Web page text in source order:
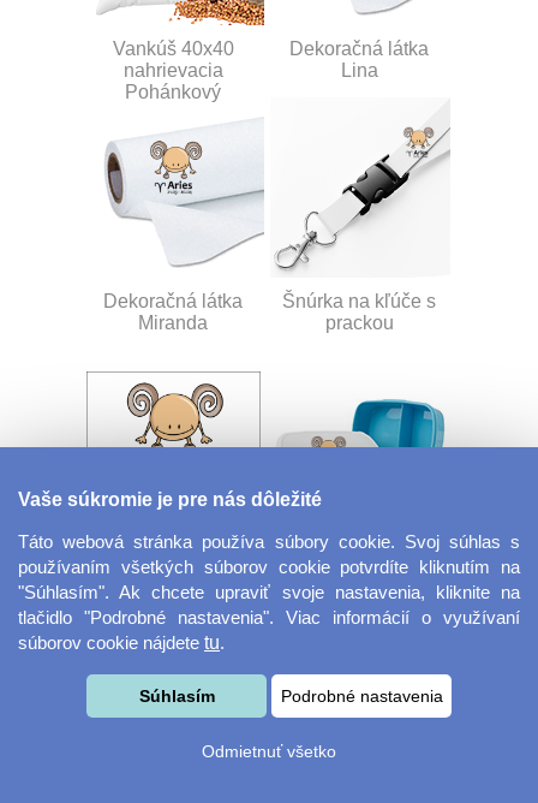
Vankúš 40x40
nahrievacia
Pohánkový
Dekoračná látka
Lina
Dekoračná látka
Miranda
Šnúrka na kľúče s
prackou
Velkoformátová
fotografie
Desiatový box
Vaše súkromie je pre nás dôležité
Táto webová stránka používa súbory cookie. Svoj súhlas s
používaním všetkých súborov cookie potvrdíte kliknutím na
"Súhlasím". Ak chcete upraviť svoje nastavenia, kliknite na
tlačidlo "Podrobné nastavenia". Viac informácií o využívaní
súborov cookie nájdete tu.
Súhlasím Podrobné nastavenia
Odmietnuť všetko